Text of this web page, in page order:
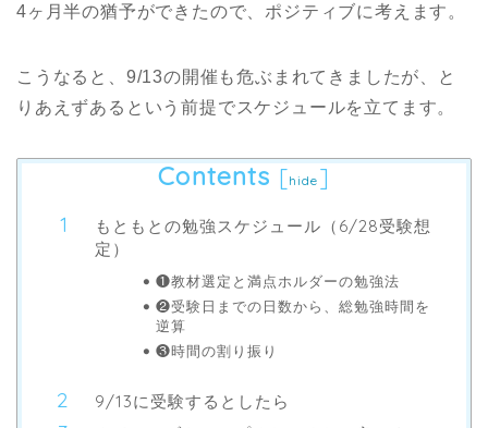
4ヶ月半の猶予ができたので、ポジティブに考えます。
こうなると、9/13の開催も危ぶまれてきましたが、と
りあえずあるという前提でスケジュールを立てます。
Contents [hide ]
もともとの勉強スケジュール（6/28受験想
定）
❶教材選定と満点ホルダーの勉強法
❷受験日までの日数から、総勉強時間を
逆算
❸時間の割り振り
9/13に受験するとしたら